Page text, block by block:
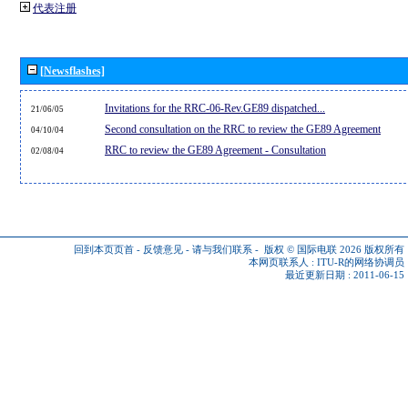
代表注册
[Newsflashes]
21/06/05 Invitations for the RRC-06-Rev.GE89 dispatched...
04/10/04 Second consultation on the RRC to review the GE89 Agreement
02/08/04 RRC to review the GE89 Agreement - Consultation
回到本页页首 - 反馈意见 - 请与我们联系 - 版权 © 国际电联 2026 版权所有
本网页联系人 : ITU-R的网络协调员
最近更新日期 : 2011-06-15